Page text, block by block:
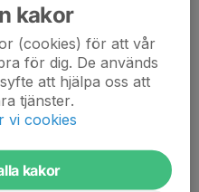
1232
kakor
(cookies) för att vår
för dig. De används
att hjälpa oss att
tjänster.
vi cookies
kakor